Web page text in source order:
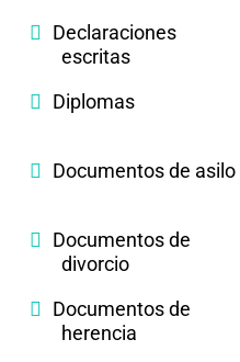
Declaraciones
escritas
Diplomas
Documentos de asilo
Documentos de
divorcio
Documentos de
herencia